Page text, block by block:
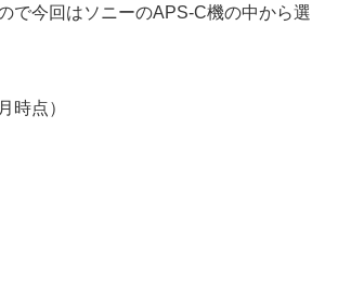
で今回はソニーのAPS-C機の中から選
時点）